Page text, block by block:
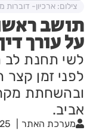
תושב
על עורך
לשי תחנת לב
לפני זמן קצר
ובהשחתת
אביב.
מערכת האתר
צילום: ארכיון-